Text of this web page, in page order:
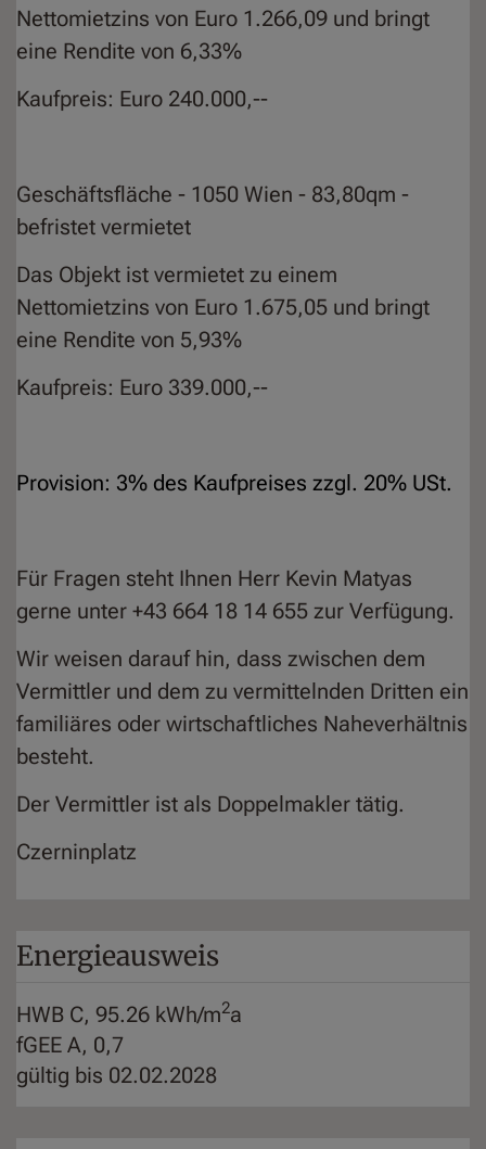
Nettomietzins von Euro 1.266,09 und bringt
eine Rendite von 6,33%
Kaufpreis: Euro 240.000,--
Geschäftsfläche - 1050 Wien - 83,80qm -
befristet vermietet
Das Objekt ist vermietet zu einem
Nettomietzins von Euro 1.675,05 und bringt
eine Rendite von 5,93%
Kaufpreis: Euro 339.000,--
Provision: 3% des Kaufpreises zzgl. 20% USt.
Für Fragen steht Ihnen Herr Kevin Matyas
gerne unter +43 664 18 14 655 zur Verfügung.
Wir weisen darauf hin, dass zwischen dem
Vermittler und dem zu vermittelnden Dritten ein
familiäres oder wirtschaftliches Naheverhältnis
besteht.
Der Vermittler ist als Doppelmakler tätig.
Czerninplatz
Energieausweis
HWB C, 95.26 kWh/m2a
fGEE A, 0,7
gültig bis 02.02.2028